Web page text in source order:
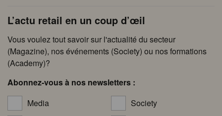
L’actu retail en un coup d’œil
Vous voulez tout savoir sur l'actualité du secteur
(Magazine), nos événements (Society) ou nos formations
(Academy)?
Abonnez-vous à nos newsletters :
Media
Society